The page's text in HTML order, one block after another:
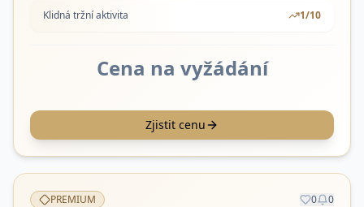
Klidná tržní aktivita 1/10
Cena na vyžádání
Zjistit cenu
PREMIUM 0 0